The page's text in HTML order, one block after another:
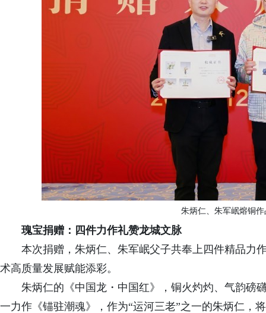
朱炳仁、朱军岷熔铜
瑰宝捐赠：四件力作礼赞龙城文脉
本次捐赠，朱炳仁、朱军岷父子共奉上四件精品力
术高质量发展赋能添彩。
朱炳仁的《中国龙・中国红》，铜火灼灼、气韵磅
一力作《锚驻潮魂》，作为“运河三老”之一的朱炳仁，